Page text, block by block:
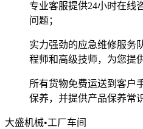
专业客服提供24小时在线
问题；
实力强劲的应急维修服务
程师和高级技师，为您提
所有货物免费运送到客户
保养，并提供产品保养常
大盛机械•工厂车间